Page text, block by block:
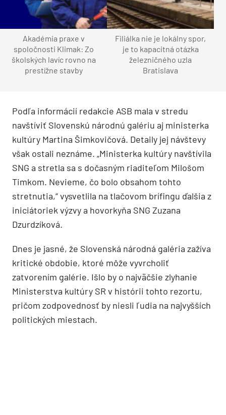
Akadémia praxe v
spoločnosti Klimak: Zo
školských lavíc rovno na
prestížne stavby
Filiálka nie je lokálny spor,
je to kapacitná otázka
železničného uzla
Bratislava
Podľa informácií redakcie ASB mala v stredu
navštíviť Slovenskú národnú galériu aj ministerka
kultúry Martina Šimkovičová. Detaily jej návštevy
však ostali neznáme. „Ministerka kultúry navštívila
SNG a stretla sa s dočasným riaditeľom Milošom
Timkom. Nevieme, čo bolo obsahom tohto
stretnutia,“ vysvetlila na tlačovom brífingu ďalšia z
iniciátoriek výzvy a hovorkyňa SNG Zuzana
Dzurdzíková.
Dnes je jasné, že Slovenská národná galéria zažíva
kritické obdobie, ktoré môže vyvrcholiť
zatvorením galérie. Išlo by o najväčšie zlyhanie
Ministerstva kultúry SR v histórii tohto rezortu,
pričom zodpovednosť by niesli ľudia na najvyšších
politických miestach.